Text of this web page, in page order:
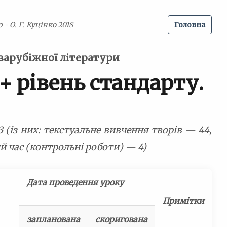
- О. Г. Куцінко 2018 Головна
літератури
рівень стандарту.
них: текстуальне вивчення творів — 44,
час (контрольні роботи) — 4)
Дата проведення уроку
Примітки
запланована
скоригована